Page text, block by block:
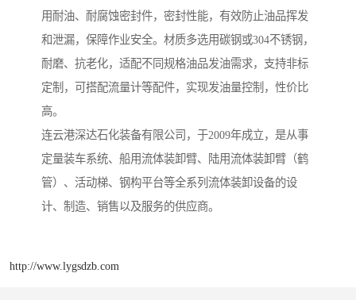
用耐油、耐腐蚀密封件，密封性能，有效防止油品挥发
和泄漏，保障作业安全。材质多选用碳钢或304不锈钢，
耐磨、抗老化，适配不同规格油品发油需求，支持非标
定制，可搭配流量计等配件，实现发油量控制，性价比
高。
连云港深达石化装备有限公司，于2009年成立，是从事
定量装车系统、船用流体装卸臂、陆用流体装卸臂（鹤
管）、活动梯、钢构平台等全系列流体装卸设备的设
计、制造、销售以及服务的供应商。
http://www.lygsdzb.com